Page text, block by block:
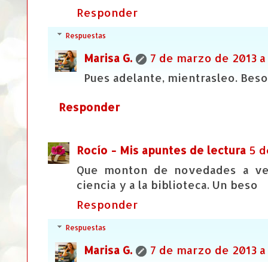
Responder
Respuestas
Marisa G.
7 de marzo de 2013
Pues adelante, mientrasleo.
Responder
Rocío - Mis apuntes de lectura 5
Que monton de novedades a
ciencia y a la biblioteca. Un beso
Responder
Respuestas
Marisa G.
7 de marzo de 2013